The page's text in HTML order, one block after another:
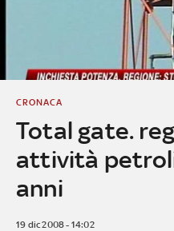
Total gate.
attività
anni
CRONACA
19 dic 2008 - 14:02